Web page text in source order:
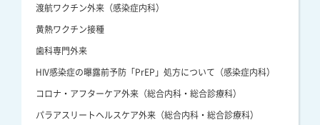
渡航ワクチン外来（感染症内科）
黄熱ワクチン接種
歯科専門外来
HIV感染症の曝露前予防「PrEP」処方について（感染症内科）
コロナ・アフターケア外来（総合内科・総合診療科）
パラアスリートヘルスケア外来（総合内科・総合診療科）